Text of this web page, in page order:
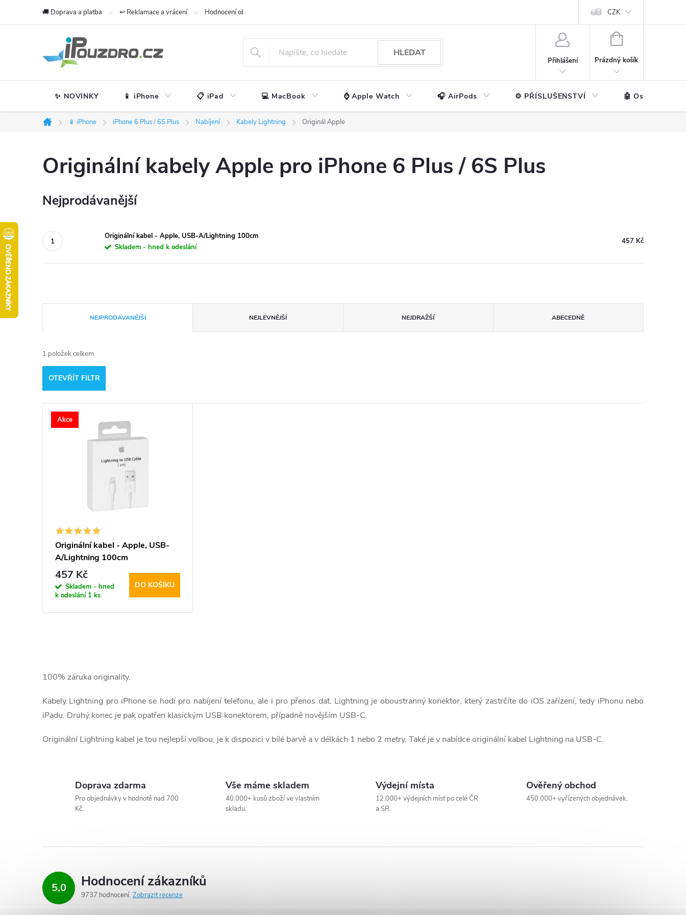
🚚 Doprava a platba ↩️ Reklamace a vrácení Hodnocení obchodu CZK
HLEDAT
Přihlášení
NÁKUPNÍ
Prázdný košík
✨ NOVINKY 📱 iPhone 📋 iPad 💻 MacBook ⌚ Apple Watch 🎧 AirPods ⚙️ PŘÍSLUŠENSTVÍ 🤖 Ostatní
Domů
📱 iPhone iPhone 6 Plus / 6S Plus Nabíjení Kabely Lightning Originál Apple
Originální kabely Apple pro iPhone 6 Plus / 6S Plus
Nejprodávanější
Originální kabel - Apple, USB-A/Lightning 100cm
Skladem - hned k odeslání
457 Kč
a
z
e
n
t
NEJPRODÁVANĚJŠÍ NEJLEVNĚJŠÍ NEJDRAŽŠÍ ABECEDNĚ
1 položek celkem
OTEVŘÍT FILTR
V
d
k
t
ů
Akce
Originální kabel - Apple, USB-
A/Lightning 100cm
457 Kč
Skladem - hned
k odeslání 1 ks
DO KOŠÍKU
v
á
d
k
y
100% záruka originality.
Kabely Lightning pro iPhone se hodí pro nabíjení telefonu, ale i pro přenos dat. Lightning je oboustranný konektor, který zastrčíte do iOS zařízení, tedy iPhonu nebo
iPadu. Druhý konec je pak opatřen klasickým USB konektorem, případně novějším USB-C.
Originální Lightning kabel je tou nejlepší volbou, je k dispozici v bílé barvě a v délkách 1 nebo 2 metry. Také je v nabídce originální kabel Lightning na USB-C.
Doprava zdarma
Pro objednávky v hodnotě nad 700
Kč.
Vše máme skladem
40.000+ kusů zboží ve vlastním
skladu.
Výdejní místa
12.000+ výdejních míst po celé ČR
a SR.
Ověřený obchod
450.000+ vyřízených objednávek.
5,0 Hodnocení zákazníků
9737 hodnocení Zobrazit recenze